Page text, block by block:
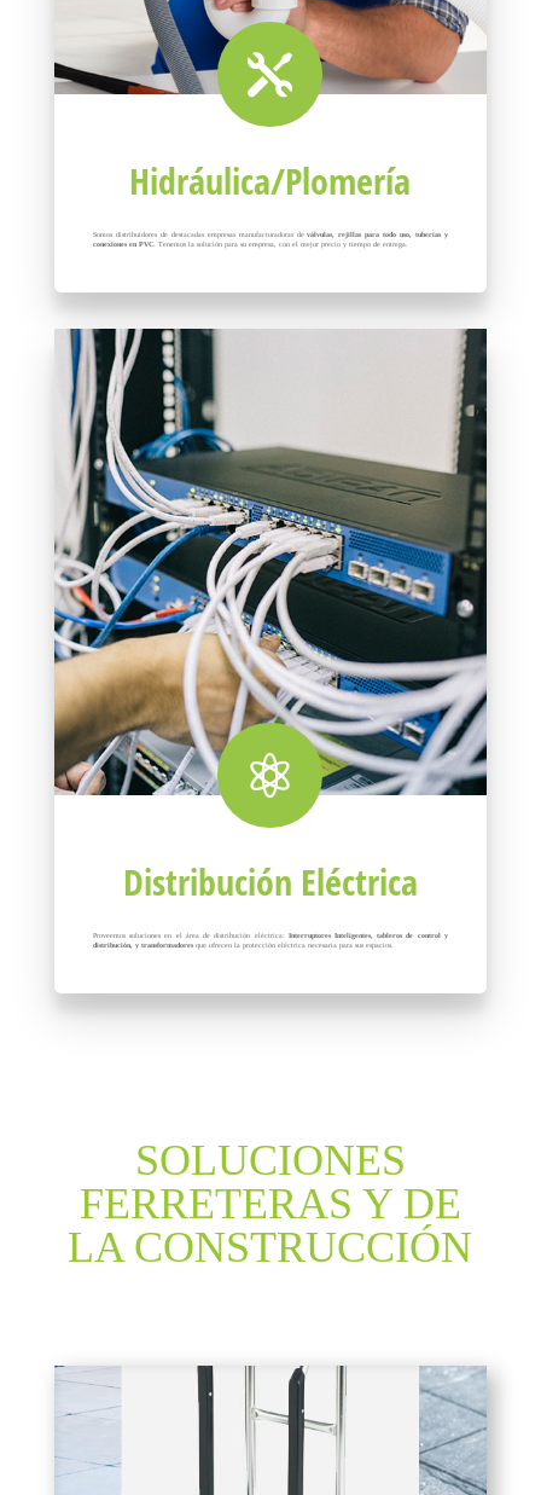

Hidráulica/Plomería
Somos distribuidores de destacadas empresas manufacturadoras deválvulas, rejillas para todo uso, tuberías y
conexiones en PVC . Tenemos la solución para su empresa, con el mejor precio y tiempo de entrega.

Distribución Eléctrica
Proveemos soluciones en el área de distribución eléctrica:
Interruptores Inteligentes, tableros de control y
distribución, y transformadores que ofrecen la protección eléctrica necesaria para sus espacios.
SOLUCIONES
FERRETERAS Y DE
LA CONSTRUCCIÓN